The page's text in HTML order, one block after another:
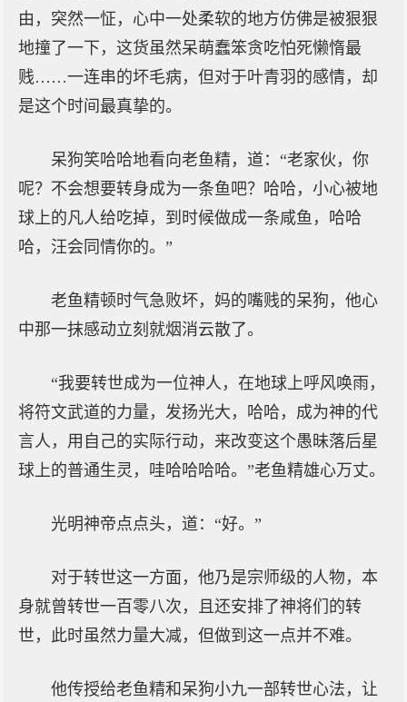
由，突然一怔，心中一处柔软的地方仿佛是被狠狠
地撞了一下，这货虽然呆萌蠢笨贪吃怕死懒惰最
贱……一连串的坏毛病，但对于叶青羽的感情，却
是这个时间最真挚的。
呆狗笑哈哈地看向老鱼精，道：“老家伙，你
呢？不会想要转身成为一条鱼吧？哈哈，小心被地
球上的凡人给吃掉，到时候做成一条咸鱼，哈哈
哈，汪会同情你的。”
老鱼精顿时气急败坏，妈的嘴贱的呆狗，他心
中那一抹感动立刻就烟消云散了。
“我要转世成为一位神人，在地球上呼风唤雨，
将符文武道的力量，发扬光大，哈哈，成为神的代
言人，用自己的实际行动，来改变这个愚昧落后星
球上的普通生灵，哇哈哈哈哈。”老鱼精雄心万丈。
光明神帝点点头，道：“好。”
对于转世这一方面，他乃是宗师级的人物，本
身就曾转世一百零八次，且还安排了神将们的转
世，此时虽然力量大减，但做到这一点并不难。
他传授给老鱼精和呆狗小九一部转世心法，让